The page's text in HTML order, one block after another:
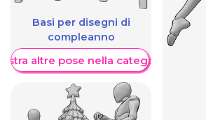
Basi per disegni di
compleanno
altre pose nella categoria